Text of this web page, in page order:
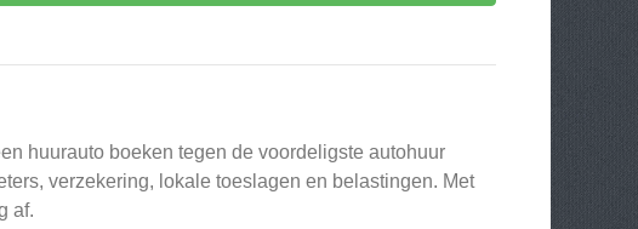
huurauto boeken tegen de voordeligste autohuur
verzekering, lokale toeslagen en belastingen. Met
af.